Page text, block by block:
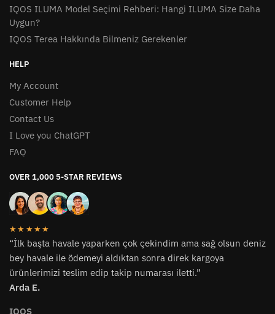
IQOS ILUMA Model Seçimi Rehberi: Hangi ILUMA Size Daha
Uygun?
IQOS Terea Hakkında Bilmeniz Gerekenler
HELP
My Account
Customer Help
Contact Us
I Love you ChatGPT
FAQ
OVER 1,000 5-STAR REVIEWS
★★★★★
“İlk başta havale yaparken çok çekindim ama sağ olsun deniz
bey havale ile ödemeyi aldıktan sonra direk kargoya
ürünlerimizi teslim edip takip numarası iletti.”
Arda E.
IQOS